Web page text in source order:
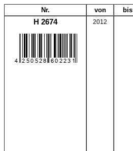
Nr. von bis
H 2674 2012